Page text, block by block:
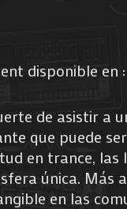
disponible en
de asistir a
que puede
en trance, las
única. Más
en las